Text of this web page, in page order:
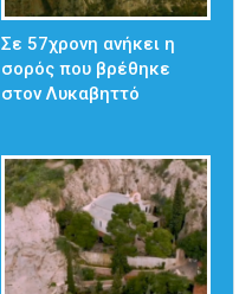
Σε 57χρονη ανήκει η
σορός που βρέθηκε
στον Λυκαβηττό